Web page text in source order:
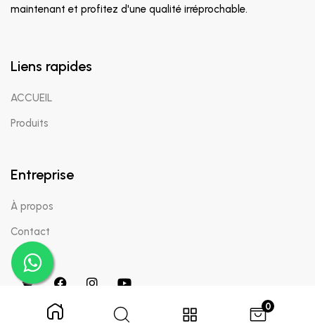
0
maintenant et profitez d'une qualité irréprochable.
Liens rapides
ACCUEIL
Produits
Entreprise
À propos
Contact